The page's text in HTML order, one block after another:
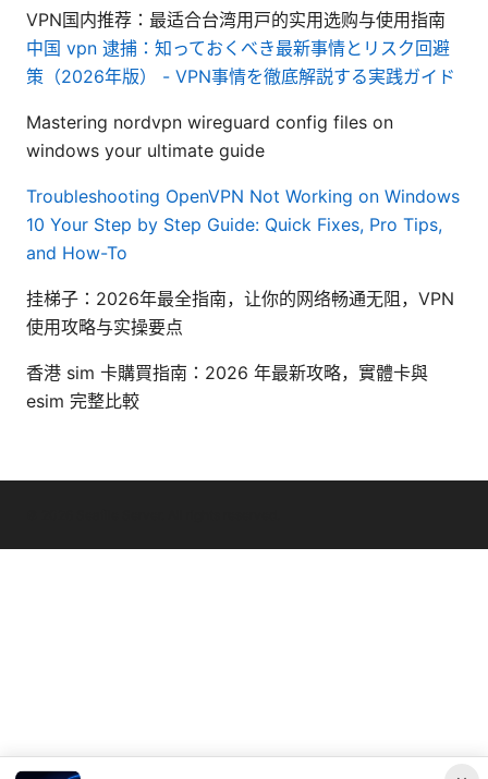
VPN国内推荐：最适合台湾用户的实用选购与使用指南
中国 vpn 逮捕：知っておくべき最新事情とリスク回避
策（2026年版） - VPN事情を徹底解説する実践ガイド
Mastering nordvpn wireguard config files on
windows your ultimate guide
Troubleshooting OpenVPN Not Working on Windows
10 Your Step by Step Guide: Quick Fixes, Pro Tips,
and How-To
挂梯子：2026年最全指南，让你的网络畅通无阻，VPN
使用攻略与实操要点
香港 sim 卡購買指南：2026 年最新攻略，實體卡與
esim 完整比較